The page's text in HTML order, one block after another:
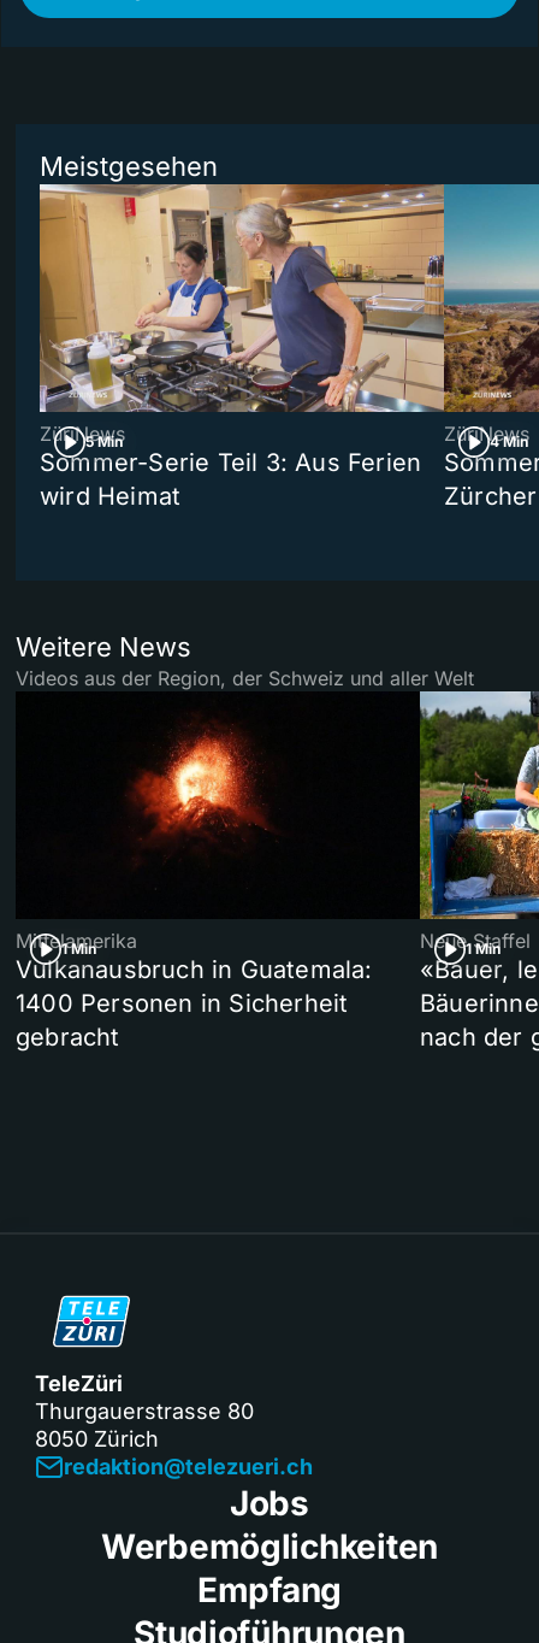
Meistgesehen
5 Min
ZüriNews
Sommer-Serie Teil 3: Aus Ferien
wird Heimat
4 Min
ZüriNews
Weitere News
Videos aus der Region, der Schweiz und aller Welt
1 Min
Mittelamerika
Vulkanausbruch in Guatemala:
1400 Personen in Sicherheit
gebracht
1 Min
Neue Staffel
«Bauer,
nach der
TeleZüri
Thurgauerstrasse 80
8050 Zürich
redaktion@telezueri.ch
Jobs
Werbemöglichkeiten
Empfang
Studioführungen